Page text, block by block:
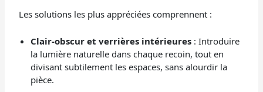
Les solutions les plus appréciées comprennent :
Clair-obscur et verrières intérieures : Introduire
la lumière naturelle dans chaque recoin, tout en
divisant subtilement les espaces, sans alourdir la
pièce.